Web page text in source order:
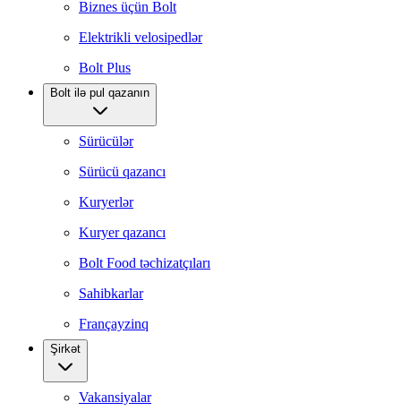
Biznes üçün Bolt
Elektrikli velosipedlər
Bolt Plus
Bolt ilə pul qazanın
Sürücülər
Sürücü qazancı
Kuryerlər
Kuryer qazancı
Bolt Food təchizatçıları
Sahibkarlar
Françayzinq
Şirkət
Vakansiyalar